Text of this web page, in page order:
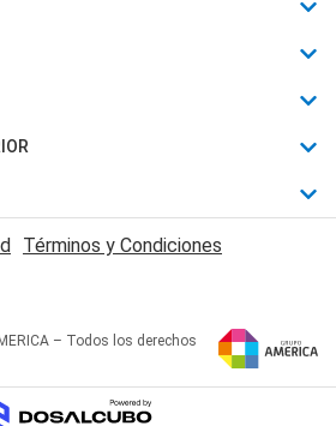
Términos y Condiciones
– Todos los derechos